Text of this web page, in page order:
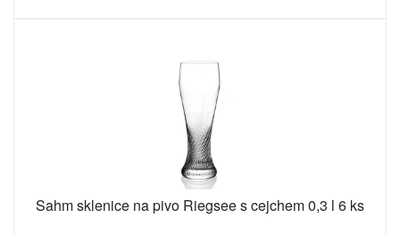
Sahm sklenice na pivo Riegsee s cejchem 0,3 l 6 ks